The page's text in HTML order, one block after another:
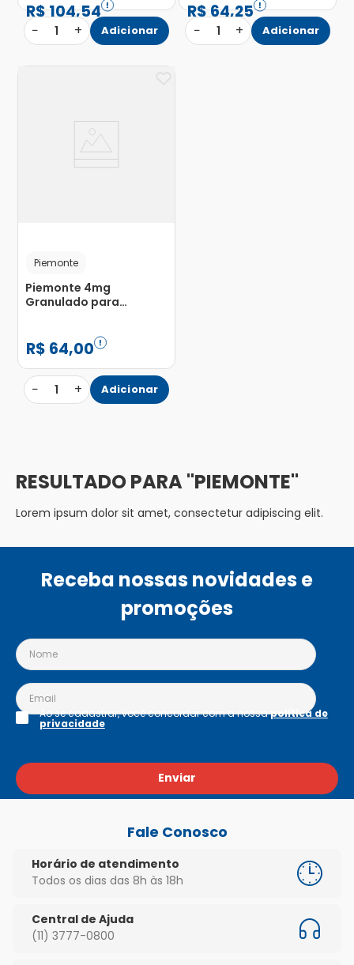
R$104,54
− 1 + Adicionar
R$64,25
− 1 + Adicionar
Piemonte
Piemonte 4mg
Granulado para
R$ 64,00
− 1 + Adicionar
PIEMONTE
Lorem ipsum dolor sit amet, consectetur adipiscing elit.
Receba nossas novidades e
promoções
Enviar
Ao se cadastrar, você concordar com a nossapolítica de
privacidade
Fale Conosco
Horário de atendimento
Todos os dias das 8h às 18h
Central de Ajuda
(11) 3777-0800